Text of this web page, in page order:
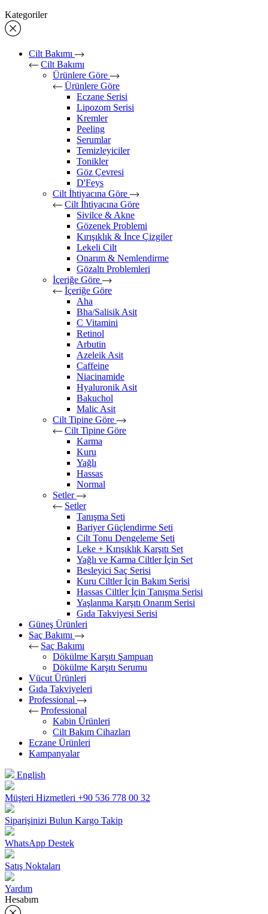
Kategoriler
Cilt Bakımı
Cilt Bakımı
Ürünlere Göre
Ürünlere Göre
Eczane Serisi
Lipozom Serisi
Kremler
Peeling
Serumlar
Temizleyiciler
Tonikler
Göz Çevresi
D'Feys
Cilt İhtiyacına Göre
Cilt İhtiyacına Göre
Sivilce & Akne
Gözenek Problemi
Kırışıklık & İnce Çizgiler
Lekeli Cilt
Onarım & Nemlendirme
Gözaltı Problemleri
İçeriğe Göre
İçeriğe Göre
Aha
Bha/Salisik Asit
C Vitamini
Retinol
Arbutin
Azeleik Asit
Caffeine
Niacinamide
Hyaluronik Asit
Bakuchol
Malic Asit
Cilt Tipine Göre
Cilt Tipine Göre
Karma
Kuru
Yağlı
Hassas
Normal
Setler
Setler
Tanışma Seti
Bariyer Güçlendirme Seti
Cilt Tonu Dengeleme Seti
Leke + Kırışıklık Karşıtı Set
Yağlı ve Karma Ciltler İçin Set
Besleyici Saç Serisi
Kuru Ciltler İçin Bakım Serisi
Hassas Ciltler İçin Tanışma Serisi
Yaşlanma Karşıtı Onarım Serisi
Gıda Takviyesi Serisi
Güneş Ürünleri
Saç Bakımı
Saç Bakımı
Dökülme Karşıtı Şampuan
Dökülme Karşıtı Serumu
Vücut Ürünleri
Gıda Takviyeleri
Professional
Professional
Kabin Ürünleri
Cilt Bakım Cihazları
Eczane Ürünleri
Kampanyalar
English
Müşteri Hizmetleri +90 536 778 00 32
Siparişinizi Bulun Kargo Takip
WhatsApp Destek
Satış Noktaları
Yardım
Hesabım